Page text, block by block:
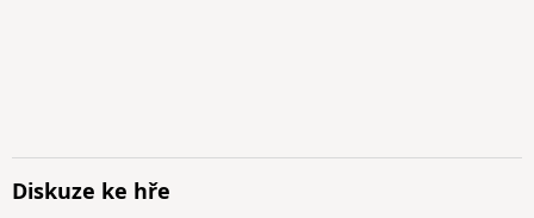
Diskuze ke hře